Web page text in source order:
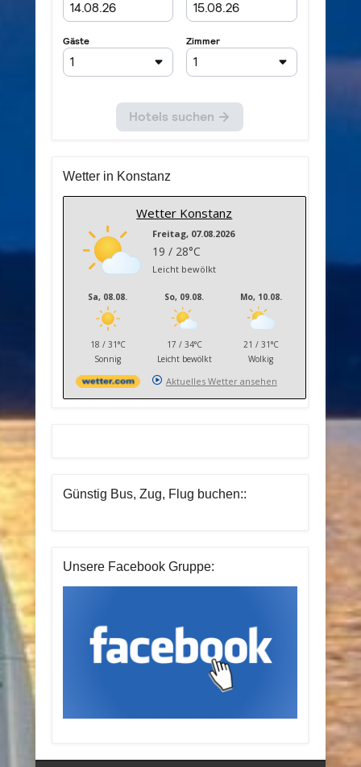
Wetter in Konstanz
Wetter Konstanz
Freitag, 07.08.2026
19 / 28°C
Leicht bewölkt
Sa, 08.08.
18 / 31°C
Sonnig
So, 09.08.
17 / 34°C
Leicht bewölkt
Mo, 10.08.
21 / 31°C
Wolkig
Aktuelles Wetter ansehen
Günstig Bus, Zug, Flug buchen::
Unsere Facebook Gruppe: